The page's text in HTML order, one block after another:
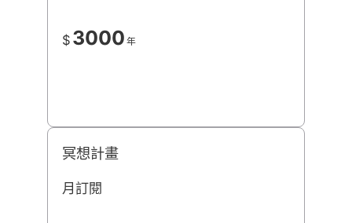
$ 3000 年
冥想計畫
月訂閱